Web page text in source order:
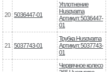
20 5036447-01
Уплотнение
Husqvarna
Артикул: 5036447-
01
21 5037743-01
Трубка Husqvarna
Артикул: 5037743-
01
Червячное колесо